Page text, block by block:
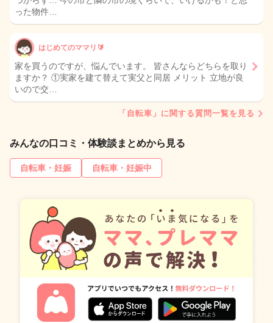
った物件…
はじめてのママリ🔰
家を買うのですが、悩んでいます。 皆さんならどちらを取り
ますか？ ①実家を建て替えて実父と同居 メリット 立地が良
いので交…
「自転車」に関する質問一覧を見る
みんなの口コミ・体験談まとめから見る
自転車・妊娠 自転車・妊娠中